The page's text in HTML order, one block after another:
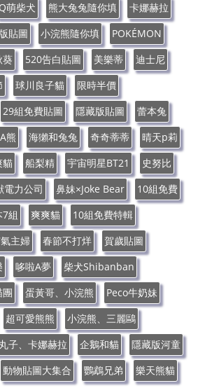
Q萌柴犬 熊大兔兔隨你填
卡娜赫拉
貼圖 小浣熊隨你填
POKÉMON
葵 520告白貼圖 美樂蒂
迪士尼
球川良子貓
限時半價
29組免費貼圖 隱藏版貼圖
蕾本兔
熊 海獺和兔兔 奇奇蒂蒂
晴天p莉
貓 船梨精 宇宙明星BT21
史努比
電力公司 鼻妹×Joke Bear
10組免費
7組 爽爽貓
10組免費特輯
主婦 春節不打烊
賀歲貼圖
哆啦A夢
柴犬Shibanban
團 蛋黃哥、小浣熊
Peco牛奶妹
超可愛熊熊
小浣熊、三麗鷗
子、卡娜赫拉 企鵝和貓
隱藏版河童
動物貼圖大集合 鸚鵡兄弟 樂天熊貓